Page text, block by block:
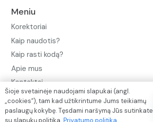
Meniu
Korektoriai
Kaip naudotis?
Kaip rasti kodą?
Apie mus
Kontaktai
Privatumo politika
Pinigų ir prekių grąžinimo politika
Šioje svetainėje naudojami slapukai (angl.
„cookies“), tam kad užtikrintume Jums teikiamų
paslaugų kokybę. Tęsdami naršymą Jūs sutinkate
su slapukų politika. Privatumo politika